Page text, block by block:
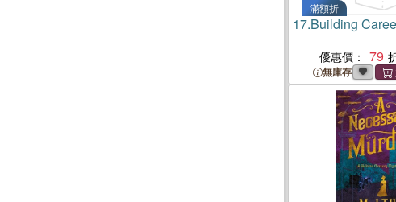
滿額折
17.Building
優惠價： 79
無庫存